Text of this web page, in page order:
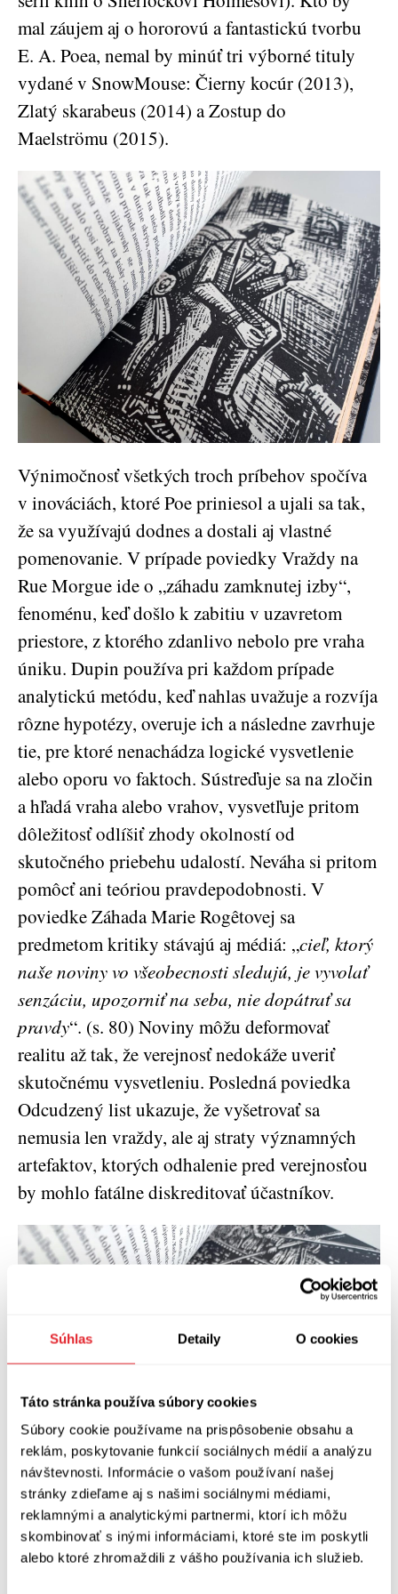
Súhlas Detaily O cookies
Táto stránka používa súbory cookies
Súbory cookie používame na prispôsobenie obsahu a
reklám, poskytovanie funkcií sociálnych médií a analýzu
návštevnosti. Informácie o vašom používaní našej
stránky zdieľame aj s našimi sociálnymi médiami,
reklamnými a analytickými partnermi, ktorí ich môžu
skombinovať s inými informáciami, ktoré ste im poskytli
alebo ktoré zhromaždili z vášho používania ich služieb.
mal záujem aj o hororovú a fantastickú tvorbu
E. A. Poea, nemal by minúť tri výborné tituly
vydané v SnowMouse: Čierny kocúr (2013),
Zlatý skarabeus (2014) a Zostup do
Maelströmu (2015).
Výnimočnosť všetkých troch príbehov spočíva
v inováciách, ktoré Poe priniesol a ujali sa tak,
že sa využívajú dodnes a dostali aj vlastné
pomenovanie. V prípade poviedky Vraždy na
Rue Morgue ide o „záhadu zamknutej izby“,
fenoménu, keď došlo k zabitiu v uzavretom
priestore, z ktorého zdanlivo nebolo pre vraha
úniku. Dupin používa pri každom prípade
analytickú metódu, keď nahlas uvažuje a rozvíja
rôzne hypotézy, overuje ich a následne zavrhuje
tie, pre ktoré nenachádza logické vysvetlenie
alebo oporu vo faktoch. Sústreďuje sa na zločin
a hľadá vraha alebo vrahov, vysvetľuje pritom
dôležitosť odlíšiť zhody okolností od
skutočného priebehu udalostí. Neváha si pritom
pomôcť ani teóriou pravdepodobnosti. V
poviedke Záhada Marie Rogêtovej sa
predmetom kritiky stávajú aj médiá: „cieľ, ktorý
naše noviny vo všeobecnosti sledujú, je vyvolať
senzáciu, upozorniť na seba, nie dopátrať sa
pravdy“. (s. 80) Noviny môžu deformovať
realitu až tak, že verejnosť nedokáže uveriť
skutočnému vysvetleniu. Posledná poviedka
Odcudzený list ukazuje, že vyšetrovať sa
nemusia len vraždy, ale aj straty významných
artefaktov, ktorých odhalenie pred verejnosťou
by mohlo fatálne diskreditovať účastníkov.
Priaznivci detektívok by si určite mali Dupina
prečítať nielen kvôli výnimočnej dômyselnosti